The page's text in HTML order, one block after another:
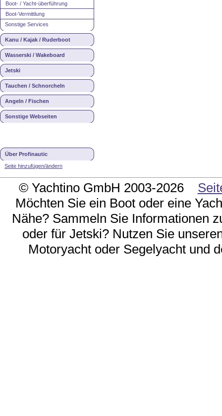
Boot- / Yacht-überführung
Boot-Vermittlung
Sonstige Services
Kanu / Kajak / Ruderboot
Wasserski / Wakeboard
Jetski
Tauchen / Schnorcheln
Angeln / Fischen
Sonstige Webseiten
Über Profinautic
Seite hinzufügen/ändern
© Yachtino GmbH 2003-2026
Möchten Sie ein Boot oder eine
Nähe? Sammeln Sie Informationen
oder für Jetski? Nutzen Sie
Motoryacht oder Segelyacht und